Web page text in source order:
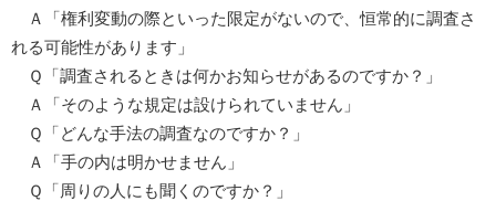
Ａ「権利変動の際といった限定がないので、恒常的に調査さ
れる可能性があります」
Ｑ「調査されるときは何かお知らせがあるのですか？」
Ａ「そのような規定は設けられていません」
Ｑ「どんな手法の調査なのですか？」
Ａ「手の内は明かせません」
Ｑ「周りの人にも聞くのですか？」